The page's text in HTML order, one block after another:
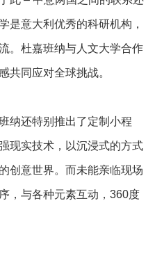
是意大利优秀的科研机构，
。杜嘉班纳与人文大学合作
共同应对全球挑战。
纳还特别推出了定制小程
现实技术，以沉浸式的方式
创意世界。而未能亲临现场
，与各种元素互动，360度